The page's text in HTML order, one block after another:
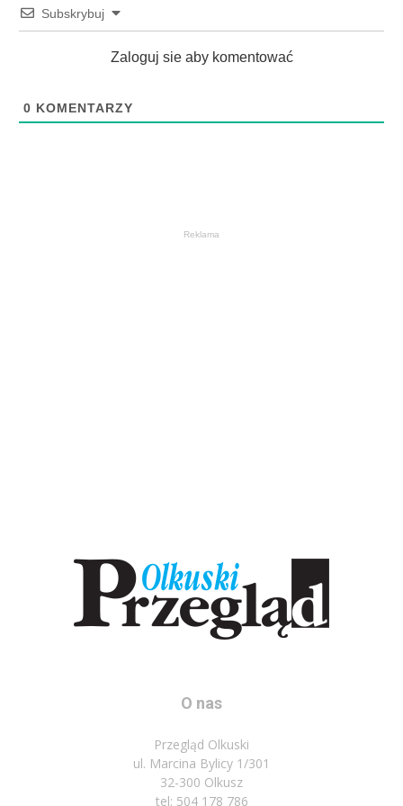
Subskrybuj
Zaloguj sie aby komentować
0 KOMENTARZY
Reklama
O nas
Przegląd Olkuski
ul. Marcina Bylicy 1/301
32-300 Olkusz
tel: 504 178 786